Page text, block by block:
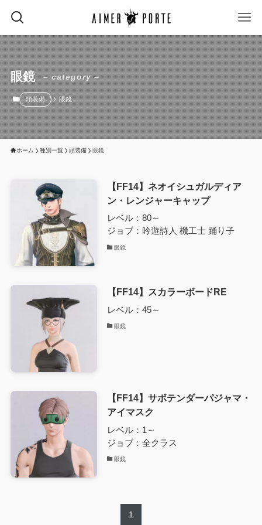
眼鏡 – category –
頭装備 眼鏡
ホーム 種別一覧 頭装備 眼鏡
【FF14】ネオイシュガルディア
ン・レンジャーキャップ
レベル：80～
ジョブ：吟遊詩人 機工士 踊り子
眼鏡
【FF14】スカラーボードRE
レベル：45～
眼鏡
【FF14】サボテンダーパジャマ・
アイマスク
レベル：1～
ジョブ：全クラス
眼鏡
1